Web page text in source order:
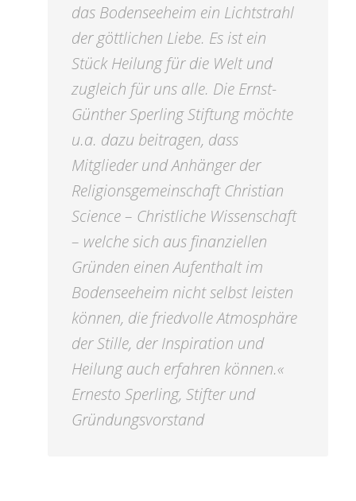
das Bodenseeheim ein Lichtstrahl
der göttlichen Liebe. Es ist ein
Stück Heilung für die Welt und
zugleich für uns alle. Die Ernst-
Günther Sperling Stiftung möchte
u.a. dazu beitragen, dass
Mitglieder und Anhänger der
Religionsgemeinschaft Christian
Science – Christliche Wissenschaft
– welche sich aus finanziellen
Gründen einen Aufenthalt im
Bodenseeheim nicht selbst leisten
können, die friedvolle Atmosphäre
der Stille, der Inspiration und
Heilung auch erfahren können.«
Ernesto Sperling, Stifter und
Gründungsvorstand